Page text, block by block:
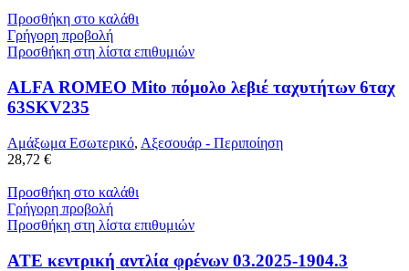
Προσθήκη στο καλάθι
Γρήγορη προβολή
Προσθήκη στη λίστα επιθυμιών
ALFA ROMEO Mito πόμολο λεβιέ ταχυτήτων 6ταχ
63SKV235
Αμάξωμα Εσωτερικό, Αξεσουάρ - Περιποίηση
28,72 €
Προσθήκη στο καλάθι
Γρήγορη προβολή
Προσθήκη στη λίστα επιθυμιών
ATE κεντρική αντλία φρένων 03.2025-1904.3